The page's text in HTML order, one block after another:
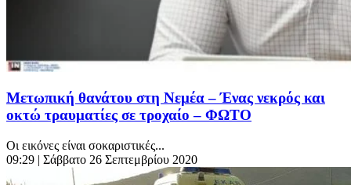
Μετωπική θανάτου στη Νεμέα – Ένας νεκρός και
οκτώ τραυματίες σε τροχαίο – ΦΩΤΟ
Οι εικόνες είναι σοκαριστικές...
09:29 | Σάββατο 26 Σεπτεμβρίου 2020